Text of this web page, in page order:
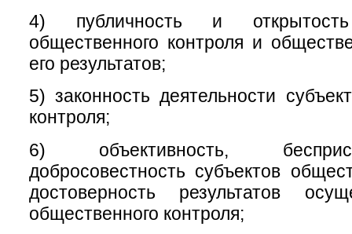
4) публичность и открытость
общественного контроля и
его результатов;
5) законность деятельности
контроля;
6) объективность,
добросовестность субъектов
достоверность результатов
общественного контроля;